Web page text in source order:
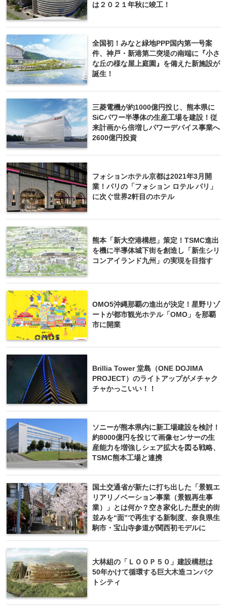
は２０２１年秋に竣工！
全国初！みなと緑地PPP国内第一号案
件、神戸・新港第二突堤の南端に『小さ
な丘の様な屋上庭園』を備えた新施設が
誕生！
三菱電機が約1000億円投じ、熊本県に
SiCパワー半導体の生産工場を建設！従
来計画から倍増しパワーデバイス事業へ
2600億円投資
フォションホテル京都は2021年3月開
業！パリの「フォション ロテル パリ」
に次ぐ世界2軒目のホテル
熊本「新大空港構想」策定！TSMC進出
を機に半導体城下街を創造し「新生シリ
コンアイランド九州」の実現を目指す
OMO5沖縄那覇の進出が決定！星野リゾ
ートが都市観光ホテル「OMO」を那覇
市に開業
Brillia Tower 堂島（ONE DOJIMA
PROJECT）のライトアップがメチャク
チャかっこいい！！
ソニーが熊本県内に新工場建設を検討！
約8000億円を投じて画像センサーの生
産能力を増強しシェア拡大を図る戦略、
TSMC熊本工場と連携
国土交通省が新たに打ち出した「景観エ
リアリノベーション事業（景観再生事
業）」とは何か？空き家化した歴史的街
並みを“面”で再生する新制度、奈良県生
駒市・宝山寺参道が関西初モデルに
大林組の「ＬＯＯＰ５０」建設構想は
50年かけて循環する巨大木造コンパク
トシティ